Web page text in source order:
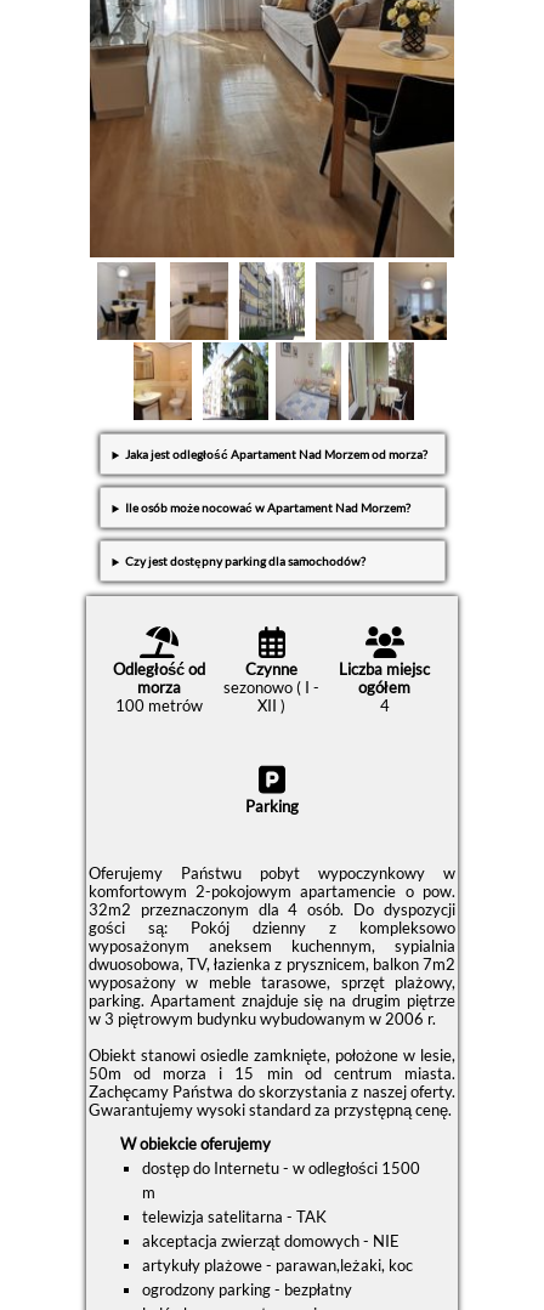
Jaka jest odległość Apartament Nad Morzem od morza?
Ile osób może nocować w Apartament Nad Morzem?
Czy jest dostępny parking dla samochodów?
Odległość od
morza
100 metrów
Czynne
sezonowo ( I -
XII )
Liczba miejsc
ogółem
4
Parking
Oferujemy Państwu pobyt wypoczynkowy w
komfortowym 2-pokojowym apartamencie o pow.
32m2 przeznaczonym dla 4 osób. Do dyspozycji
gości są: Pokój dzienny z kompleksowo
wyposażonym aneksem kuchennym, sypialnia
dwuosobowa, TV, łazienka z prysznicem, balkon 7m2
wyposażony w meble tarasowe, sprzęt plażowy,
parking. Apartament znajduje się na drugim piętrze
w 3 piętrowym budynku wybudowanym w 2006 r.
Obiekt stanowi osiedle zamknięte, położone w lesie,
50m od morza i 15 min od centrum miasta.
Zachęcamy Państwa do skorzystania z naszej oferty.
Gwarantujemy wysoki standard za przystępną cenę.
W obiekcie oferujemy
dostęp do Internetu - w odległości 1500
m
telewizja satelitarna - TAK
akceptacja zwierząt domowych - NIE
artykuły plażowe - parawan,leżaki, koc
ogrodzony parking - bezpłatny